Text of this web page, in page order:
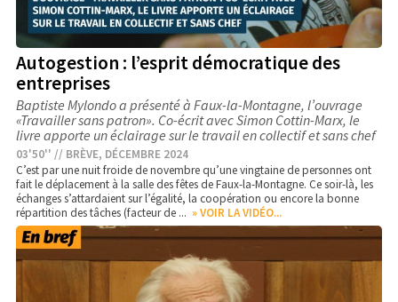
Autogestion : l’esprit démocratique des
entreprises
Baptiste Mylondo a présenté à Faux-la-Montagne, l’ouvrage
«Travailler sans patron». Co-écrit avec Simon Cottin-Marx, le
livre apporte un éclairage sur le travail en collectif et sans chef
03'50'' // BRÈVE, DÉCEMBRE 2024
C’est par une nuit froide de novembre qu’une vingtaine de personnes ont
fait le déplacement à la salle des fêtes de Faux-la-Montagne. Ce soir-là, les
échanges s’attardaient sur l’égalité, la coopération ou encore la bonne
répartition des tâches (facteur de ... » VOIR LA VIDÉO...